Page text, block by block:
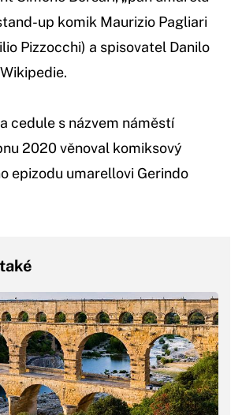
up komik Maurizio Pagliari
Pizzocchi) a spisovatel Danilo
cedule s názvem náměstí
2020 věnoval komiksový
epizodu umarellovi Gerindo